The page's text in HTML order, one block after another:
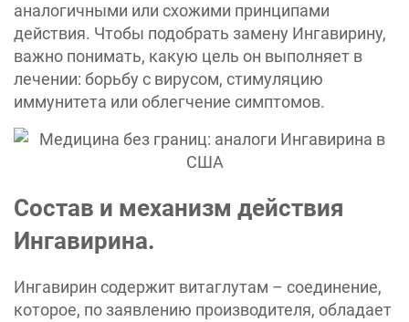
аналогичными или схожими принципами
действия. Чтобы подобрать замену Ингавирину,
важно понимать, какую цель он выполняет в
лечении: борьбу с вирусом, стимуляцию
иммунитета или облегчение симптомов.
Состав и механизм действия
Ингавирина.
Ингавирин содержит витаглутам – соединение,
которое, по заявлению производителя, обладает